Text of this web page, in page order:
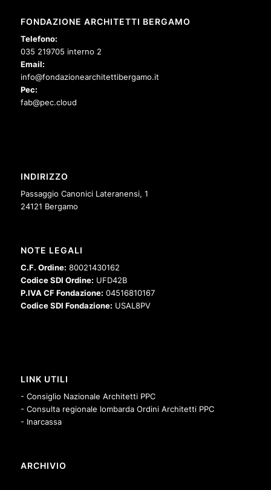
FONDAZIONE ARCHITETTI BERGAMO
Telefono:
035 219705 interno 2
Email:
info@fondazionearchitettibergamo.it
Pec:
fab@pec.cloud
INDIRIZZO
Passaggio Canonici Lateranensi, 1
24121 Bergamo
NOTE LEGALI
C.F. Ordine: 80021430162
Codice SDI Ordine: UFD42B
P.IVA CF Fondazione: 04516810167
Codice SDI Fondazione: USAL8PV
LINK UTILI
- Consiglio Nazionale Architetti PPC
- Consulta regionale lombarda Ordini Architetti PPC
- Inarcassa
ARCHIVIO